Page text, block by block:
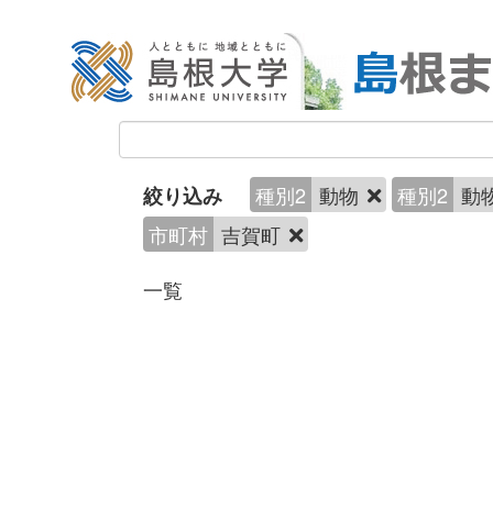
絞り込み 種別2 動物 種別2 動
市町村 吉賀町
一覧